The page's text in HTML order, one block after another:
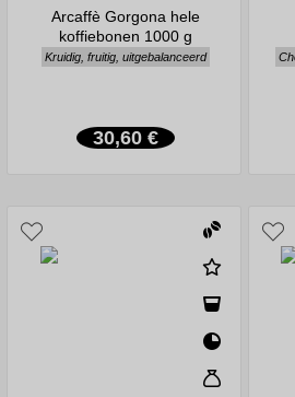
Arcaffè Gorgona hele
koffiebonen 1000 g
Kruidig, fruitig, uitgebalanceerd
30,60 €